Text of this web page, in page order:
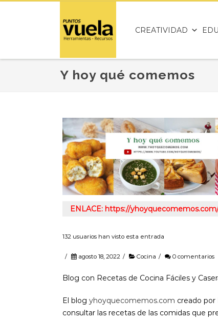
CREATIVIDAD
Y hoy qué comemos
ENLACE: https://
132 usuarios han visto esta entrada
/ agosto 18, 2022 / Cocina / 0 comentarios
Blog con Recetas de Cocina Fáciles y
El blog yhoyquecomemos.com creado por
consultar las recetas de las comidas que